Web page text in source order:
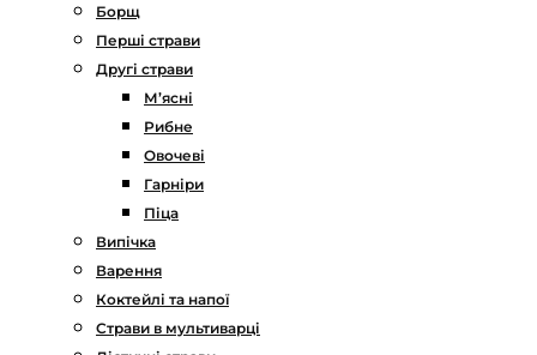
Борщ
Перші страви
Другі страви
М’ясні
Рибне
Овочеві
Гарніри
Піца
Випічка
Варення
Коктейлі та напої
Страви в мультиварці